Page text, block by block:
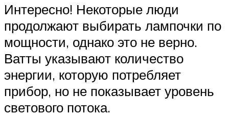
Интересно! Некоторые люди
продолжают выбирать лампочки по
мощности, однако это не верно.
Ватты указывают количество
энергии, которую потребляет
прибор, но не показывает уровень
светового потока.